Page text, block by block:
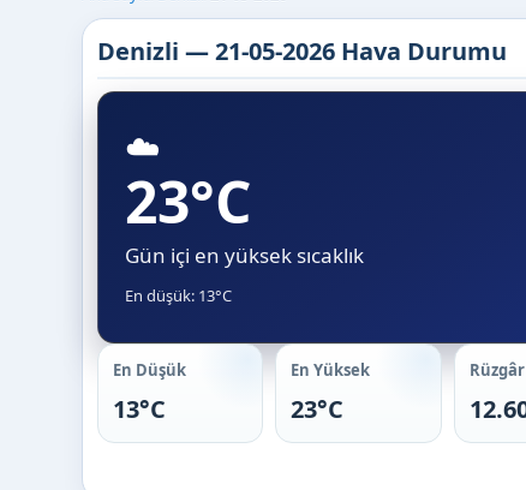
Denizli — 21-05-2026 Hava Durumu
☁️
23°C
Gün içi en yüksek sıcaklık
En düşük: 13°C
En Düşük
13°C
En Yüksek
23°C
Rüzgâr